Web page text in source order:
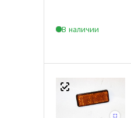
В наличии